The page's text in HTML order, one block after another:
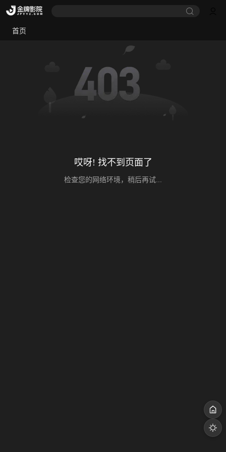
首页
哎呀! 找不到页面了
检查您的网络环境，稍后再试...